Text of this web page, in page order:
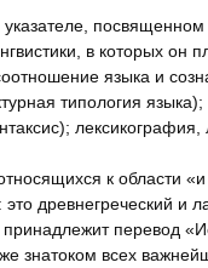
в которых он
языка и
типология
к области
это древнегреческий и
перевод
знатоком всех